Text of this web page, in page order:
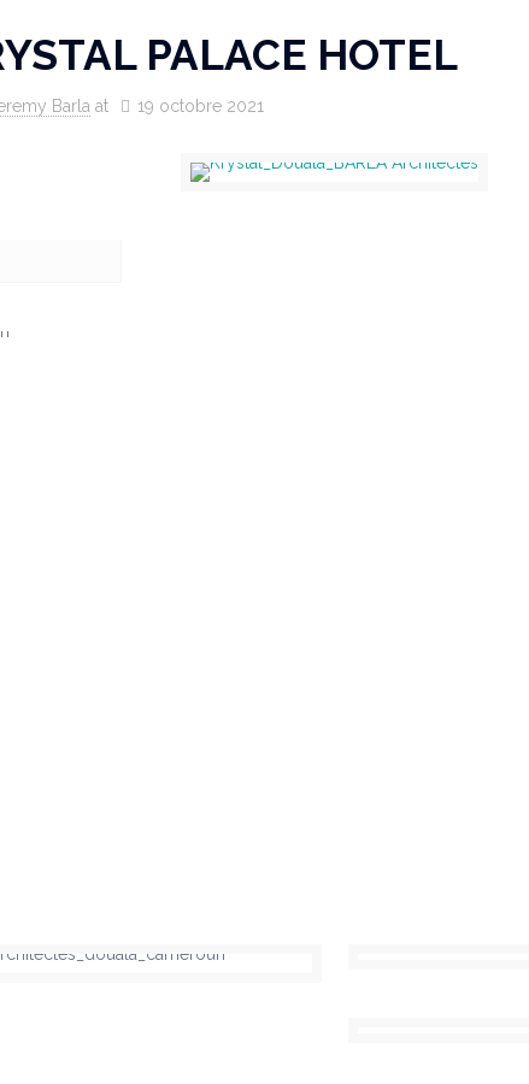
PALACE HOTEL
Barla at 19 octobre 2021